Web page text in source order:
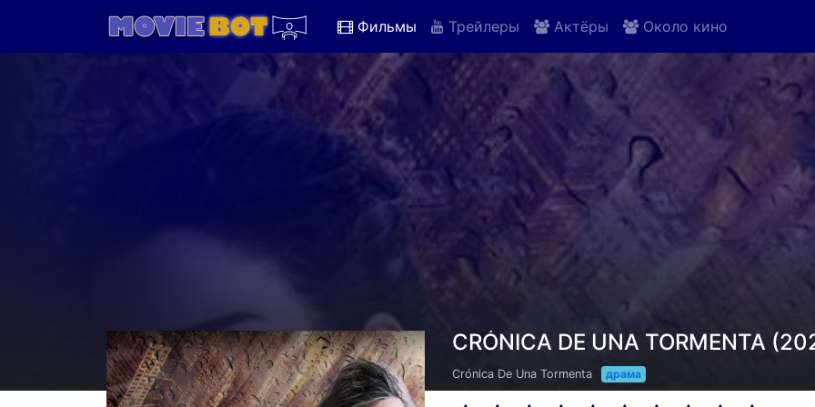
Фильмы Трейлеры Актёры Около кино
CRÓNICA DE UNA TORMENTA
Crónica De Una Tormenta драма